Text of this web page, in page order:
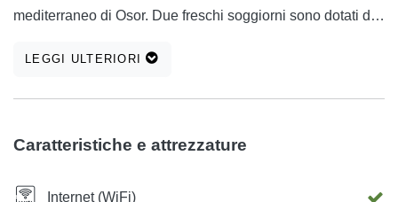
mediterraneo di Osor. Due freschi soggiorni sono dotati di
ombreggiata. La cucina completamente attrezzata si
giardino aromatico dove crescono menta, alloro, timo e
spiaggia è a meno di 2 minuti. Negozi, ristoranti e il museo
LEGGI ULTERIORI
Caratteristiche e attrezzature
Internet (WiFi)